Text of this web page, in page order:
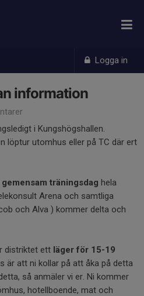
Logga in
information
i Kungshögshallen.
löptur utomhus eller på TC där ert
gemensam träningsdag hela
Arena och samtliga
och Alva ) kommer delta och
distriktet ett läger för 15-19
är att ni kollar på att åka på detta
så anmäler vi er. Ni kommer
hotellboende, mat och